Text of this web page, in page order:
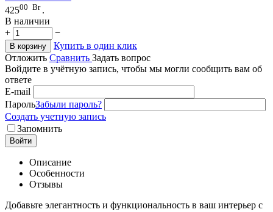
42500 Br .
В наличии
+
−
В корзину
Купить в один клик
Отложить Сравнить Задать вопрос
Войдите в учётную запись, чтобы мы могли сообщить вам об
ответе
E-mail
ПарольЗабыли пароль?
Создать учетную запись
Запомнить
Войти
Описание
Особенности
Отзывы
Добавьте элегантность и функциональность в ваш интерьер с